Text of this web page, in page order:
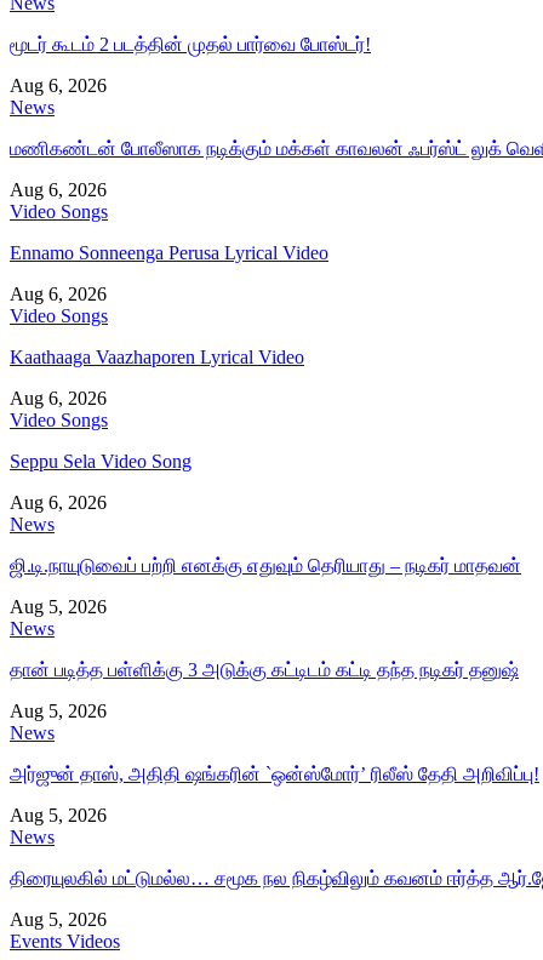
மூடர் கூடம் 2 படத்தின் முதல் பார்வை போஸ்டர்!
Aug 6, 2026
News
மணிகண்டன் போலீஸாக நடிக்கும் மக்கள் காவலன் ஃபர்ஸ்ட் லுக்
Aug 6, 2026
Video Songs
Ennamo Sonneenga Perusa Lyrical Video
Aug 6, 2026
Video Songs
Kaathaaga Vaazhaporen Lyrical Video
Aug 6, 2026
Video Songs
Seppu Sela Video Song
Aug 6, 2026
News
ஜி.டி.நாயுடுவைப் பற்றி எனக்கு எதுவும் தெரியாது – நடிகர் மாதவன்
Aug 5, 2026
News
தான் படித்த பள்ளிக்கு 3 அடுக்கு கட்டிடம் கட்டி தந்த நடிகர் தனுஷ்
Aug 5, 2026
News
அர்ஜுன் தாஸ், அதிதி ஷங்கரின் `ஒன்ஸ்மோர்’ ரிலீஸ் தேதி அறிவிப்பு!
Aug 5, 2026
News
திரையுலகில் மட்டுமல்ல… சமூக நல நிகழ்விலும் கவனம் ஈர்த்த
Aug 5, 2026
Events Videos